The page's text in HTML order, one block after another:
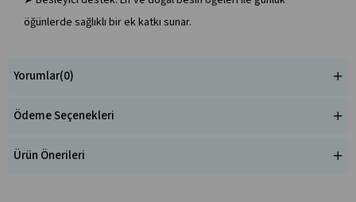
öğünlerde sağlıklı bir ek katkı sunar.
Yorumlar(0)
Ödeme Seçenekleri
Ürün Önerileri